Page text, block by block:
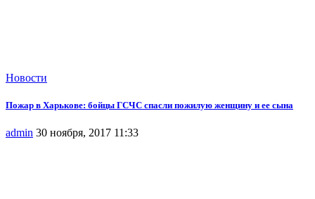
Новости
Пожар в Харькове: бойцы ГСЧС спасли пожилую женщину и ее сына
admin 30 ноября, 2017 11:33